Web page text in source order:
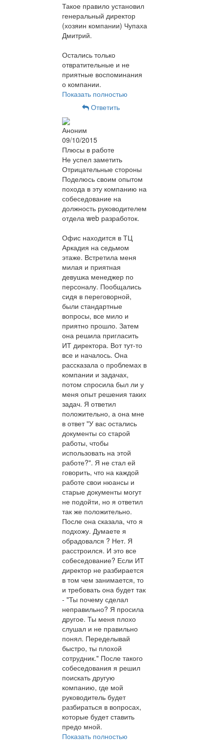
Такое правило установил
генеральный директор
(хозяин компании) Чупаха
Дмитрий.
Остались только
отвратительные и не
приятные воспоминания
о компании.
Показать полностью
Ответить
Аноним
09/10/2015
Плюсы в работе
Не успел заметить
Отрицательные стороны
Поделюсь своим опытом
похода в эту компанию на
собеседование на
должность руководителем
отдела web разработок.
Офис находится в ТЦ
Аркадия на седьмом
этаже. Встретила меня
милая и приятная
девушка менеджер по
персоналу. Пообщались
сидя в переговорной,
были стандартные
вопросы, все мило и
приятно прошло. Затем
она решила пригласить
ИТ директора. Вот тут-то
все и началось. Она
рассказала о проблемах в
компании и задачах,
потом спросила был ли у
меня опыт решения таких
задач. Я ответил
положительно, а она мне
в ответ "У вас остались
документы со старой
работы, чтобы
использовать на этой
работе?". Я не стал ей
говорить, что на каждой
работе свои нюансы и
старые документы могут
не подойти, но я ответил
так же положительно.
После она сказала, что я
подхожу. Думаете я
обрадовался ? Нет. Я
расстроился. И это все
собеседование? Если ИТ
директор не разбирается
в том чем занимается, то
и требовать она будет так
- "Ты почему сделал
неправильно? Я просила
другое. Ты меня плохо
слушал и не правильно
понял. Переделывай
быстро, ты плохой
сотрудник." После такого
собеседования я решил
поискать другую
компанию, где мой
руководитель будет
разбираться в вопросах,
которые будет ставить
предо мной.
Показать полностью